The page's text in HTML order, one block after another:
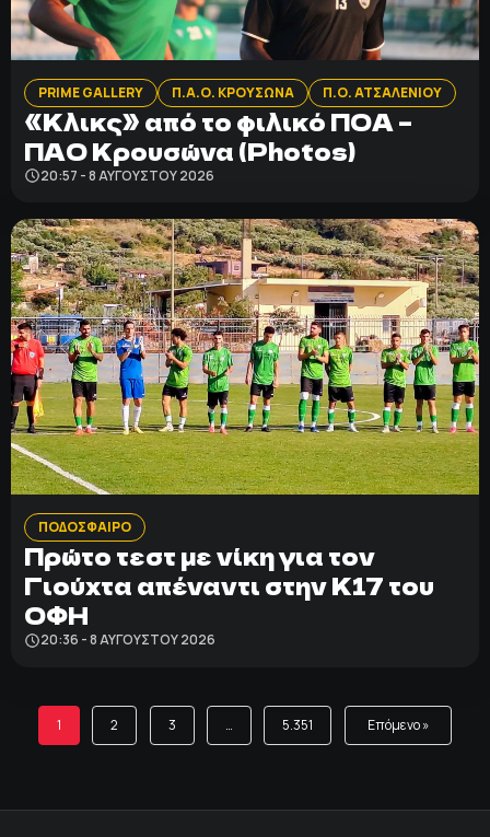
PRIME GALLERY Π.Α.Ο. ΚΡΟΥΣΩΝΑ Π.Ο. ΑΤΣΑΛΕΝΙΟΥ
«Κλικς» από το φιλικό ΠΟΑ –
ΠΑΟ Κρουσώνα (Photos)
20:57 - 8 ΑΥΓΟΎΣΤΟΥ 2026
ΠΟΔΟΣΦΑΙΡΟ
Πρώτο τεστ με νίκη για τον
Γιούχτα απέναντι στην Κ17 του
ΟΦΗ
20:36 - 8 ΑΥΓΟΎΣΤΟΥ 2026
1 2 3 … 5.351 Επόμενο »